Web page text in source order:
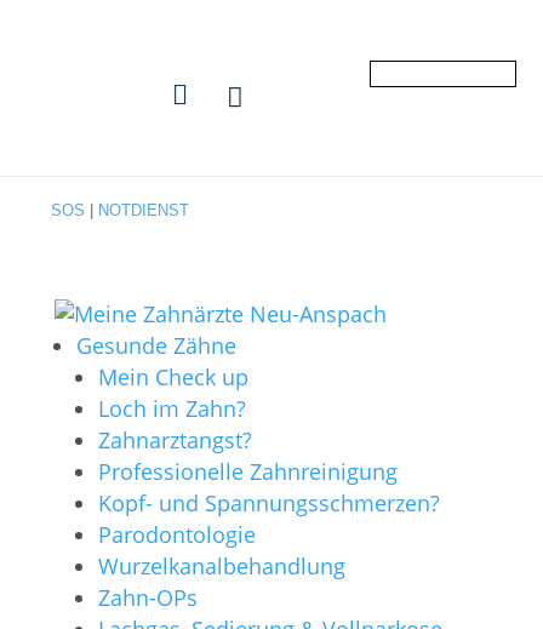
SOS NOTDIENST


Gesunde Zähne
Mein Check up
Loch im Zahn?
Zahnarztangst?
Professionelle Zahnreinigung
Kopf- und Spannungsschmerzen?
Parodontologie
Wurzelkanalbehandlung
Zahn-OPs